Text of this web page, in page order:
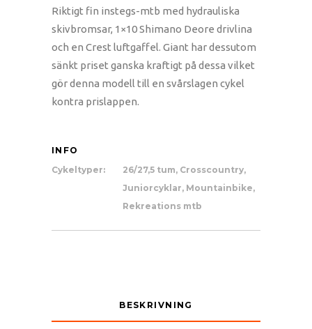
Riktigt fin instegs-mtb med hydrauliska
skivbromsar, 1×10 Shimano Deore drivlina
och en Crest luftgaffel. Giant har dessutom
sänkt priset ganska kraftigt på dessa vilket
gör denna modell till en svårslagen cykel
kontra prislappen.
INFO
Cykeltyper:
26/27,5 tum, Crosscountry,
Juniorcyklar, Mountainbike,
Rekreations mtb
BESKRIVNING